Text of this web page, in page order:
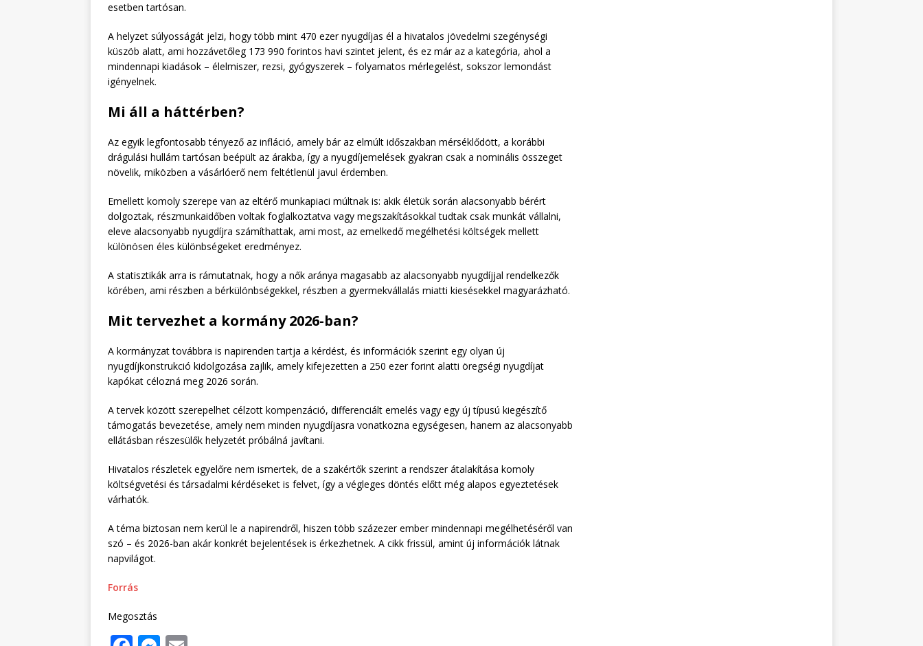
esetben tartósan.
A helyzet súlyosságát jelzi, hogy több mint 470 ezer nyugdíjas él a hivatalos jövedelmi szegénységi
küszöb alatt, ami hozzávetőleg 173 990 forintos havi szintet jelent, és ez már az a kategória, ahol a
mindennapi kiadások – élelmiszer, rezsi, gyógyszerek – folyamatos mérlegelést, sokszor lemondást
igényelnek.
Mi áll a háttérben?
Az egyik legfontosabb tényező az infláció, amely bár az elmúlt időszakban mérséklődött, a korábbi
drágulási hullám tartósan beépült az árakba, így a nyugdíjemelések gyakran csak a nominális összeget
növelik, miközben a vásárlóerő nem feltétlenül javul érdemben.
Emellett komoly szerepe van az eltérő munkapiaci múltnak is: akik életük során alacsonyabb bérért
dolgoztak, részmunkaidőben voltak foglalkoztatva vagy megszakításokkal tudtak csak munkát vállalni,
eleve alacsonyabb nyugdíjra számíthattak, ami most, az emelkedő megélhetési költségek mellett
különösen éles különbségeket eredményez.
A statisztikák arra is rámutatnak, hogy a nők aránya magasabb az alacsonyabb nyugdíjjal rendelkezők
körében, ami részben a bérkülönbségekkel, részben a gyermekvállalás miatti kiesésekkel magyarázható.
Mit tervezhet a kormány 2026-ban?
A kormányzat továbbra is napirenden tartja a kérdést, és információk szerint egy olyan új
nyugdíjkonstrukció kidolgozása zajlik, amely kifejezetten a 250 ezer forint alatti öregségi nyugdíjat
kapókat célozná meg 2026 során.
A tervek között szerepelhet célzott kompenzáció, differenciált emelés vagy egy új típusú kiegészítő
támogatás bevezetése, amely nem minden nyugdíjasra vonatkozna egységesen, hanem az alacsonyabb
ellátásban részesülők helyzetét próbálná javítani.
Hivatalos részletek egyelőre nem ismertek, de a szakértők szerint a rendszer átalakítása komoly
költségvetési és társadalmi kérdéseket is felvet, így a végleges döntés előtt még alapos egyeztetések
várhatók.
A téma biztosan nem kerül le a napirendről, hiszen több százezer ember mindennapi megélhetéséről van
szó – és 2026-ban akár konkrét bejelentések is érkezhetnek. A cikk frissül, amint új információk látnak
napvilágot.
Forrás
Megosztás